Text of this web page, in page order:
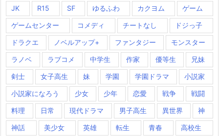
JK R15 SF ゆるふわ カクヨム ゲーム
ゲームセンター コメディ チートなし ドジっ子
ドラクエ ノベルアップ+ ファンタジー モンスター
ラノベ ラブコメ 中学生 作家 優等生 兄妹
剣士 女子高生 妹 学園 学園ドラマ 小説家
小説家になろう 少女 少年 恋愛 戦争 戦闘
料理 日常 現代ドラマ 男子高生 異世界 神
神話 美少女 英雄 転生 青春 高校生